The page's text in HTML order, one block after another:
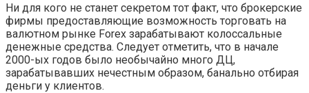
Ни для кого не станет секретом тот факт, что брокерские
фирмы предоставляющие возможность торговать на
валютном рынке Forex зарабатывают колоссальные
денежные средства. Следует отметить, что в начале
2000-ых годов было необычайно много ДЦ,
зарабатывавших нечестным образом, банально отбирая
деньги у клиентов.